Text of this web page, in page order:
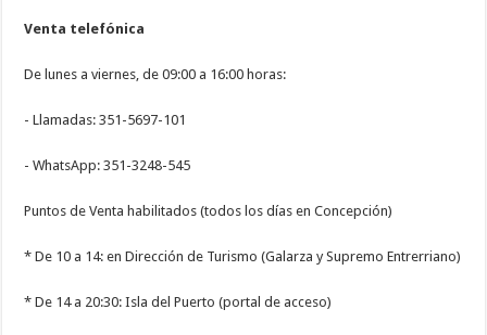
Venta telefónica
De lunes a viernes, de 09:00 a 16:00 horas:
- Llamadas: 351-5697-101
- WhatsApp: 351-3248-545
Puntos de Venta habilitados (todos los días en Concepción)
* De 10 a 14: en Dirección de Turismo (Galarza y Supremo Entrerriano)
* De 14 a 20:30: Isla del Puerto (portal de acceso)